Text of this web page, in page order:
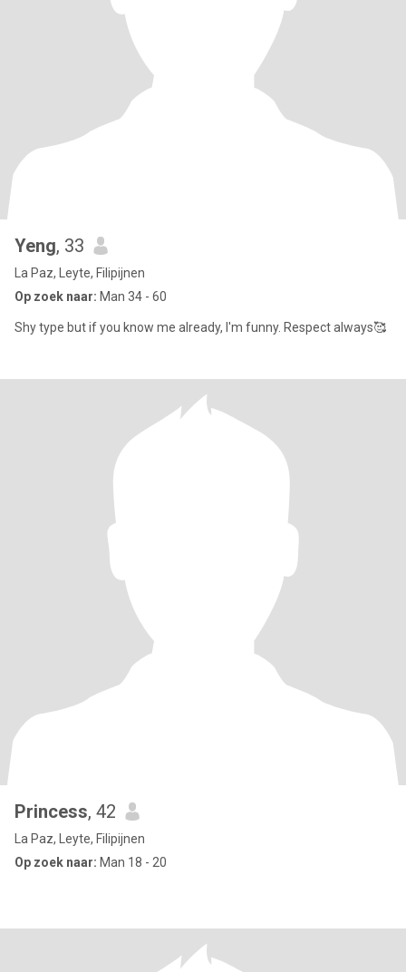
Yeng, 33
La Paz, Leyte, Filipijnen
Op zoek naar: Man 34 - 60
Shy type but if you know me already, I'm funny. Respect always🥰
Princess, 42
La Paz, Leyte, Filipijnen
Op zoek naar: Man 18 - 20